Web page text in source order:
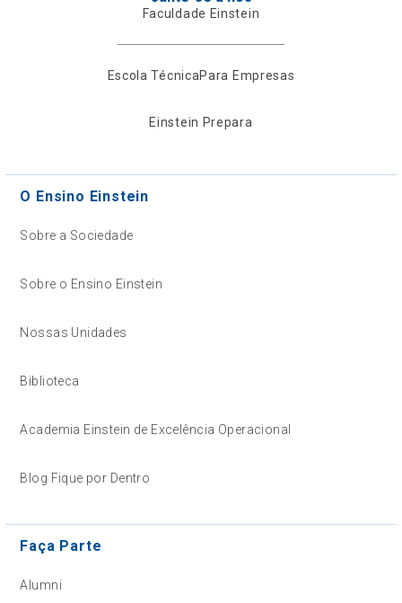
Faculdade Einstein
Escola TécnicaPara Empresas
Einstein Prepara
O Ensino Einstein
Sobre a Sociedade
Sobre o Ensino Einstein
Nossas Unidades
Biblioteca
Academia Einstein de Excelência Operacional
Blog Fique por Dentro
Faça Parte
Alumni